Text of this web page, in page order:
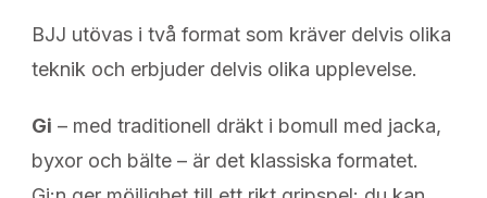
BJJ utövas i två format som kräver delvis olika
teknik och erbjuder delvis olika upplevelse.
Gi – med traditionell dräkt i bomull med jacka,
byxor och bälte – är det klassiska formatet.